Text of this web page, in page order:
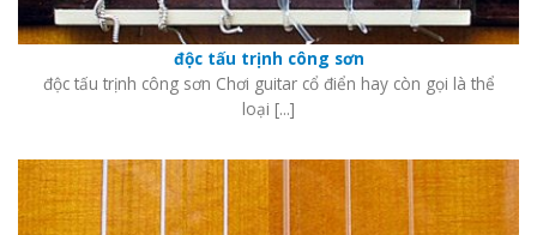
độc tấu trịnh công sơn
độc tấu trịnh công sơn Chơi guitar cổ điển hay còn gọi là thể
loại [...]